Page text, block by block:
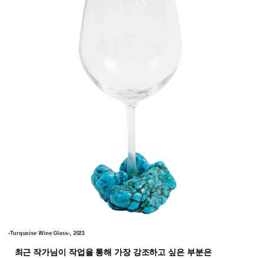
‹Turquoise Wine Glass›, 2023
최근 작가님이 작업을 통해 가장 강조하고 싶은 부분은